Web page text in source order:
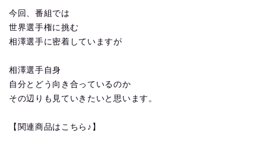
今回、番組では
世界選手権に挑む
相澤選手に密着していますが
相澤選手自身
自分とどう向き合っているのか
その辺りも見ていきたいと思います。
【関連商品はこちら♪】